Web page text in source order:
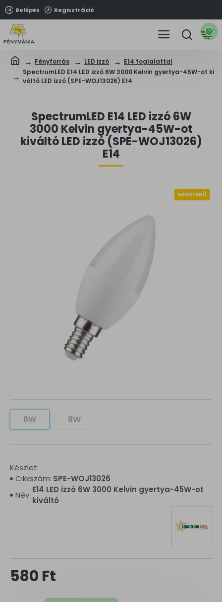
Belépés Regisztráció
0
Fényforrás LED izzó
E14 foglalattal
SpectrumLED E14 LED izzó 6W 3000 Kelvin gyertya-45W-ot ki
váltó LED izzó (SPE-WOJ13026) E14
SpectrumLED E14 LED izzó 6W
3000 Kelvin gyertya-45W-ot
kiváltó LED izzó (SPE-WOJ13026)
E14
NÉPSZERŰ
6W 8W
580 Ft
Készlet:
Cikkszám: SPE-WOJ13026
Név:
E14 LED izzó 6W 3000 Kelvin gyertya-45W-ot
kiváltó